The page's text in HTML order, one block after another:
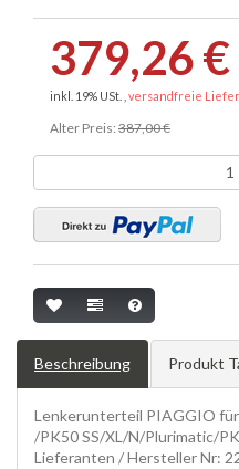
379,26 €
inkl. 19% USt. , versandfreie
Alter Preis: 387,00 €
Beschreibung Produkt
Lenkerunterteil PIAGGIO
/PK50 SS/XL/N/Plurimatic/
Lieferanten / Hersteller Nr: